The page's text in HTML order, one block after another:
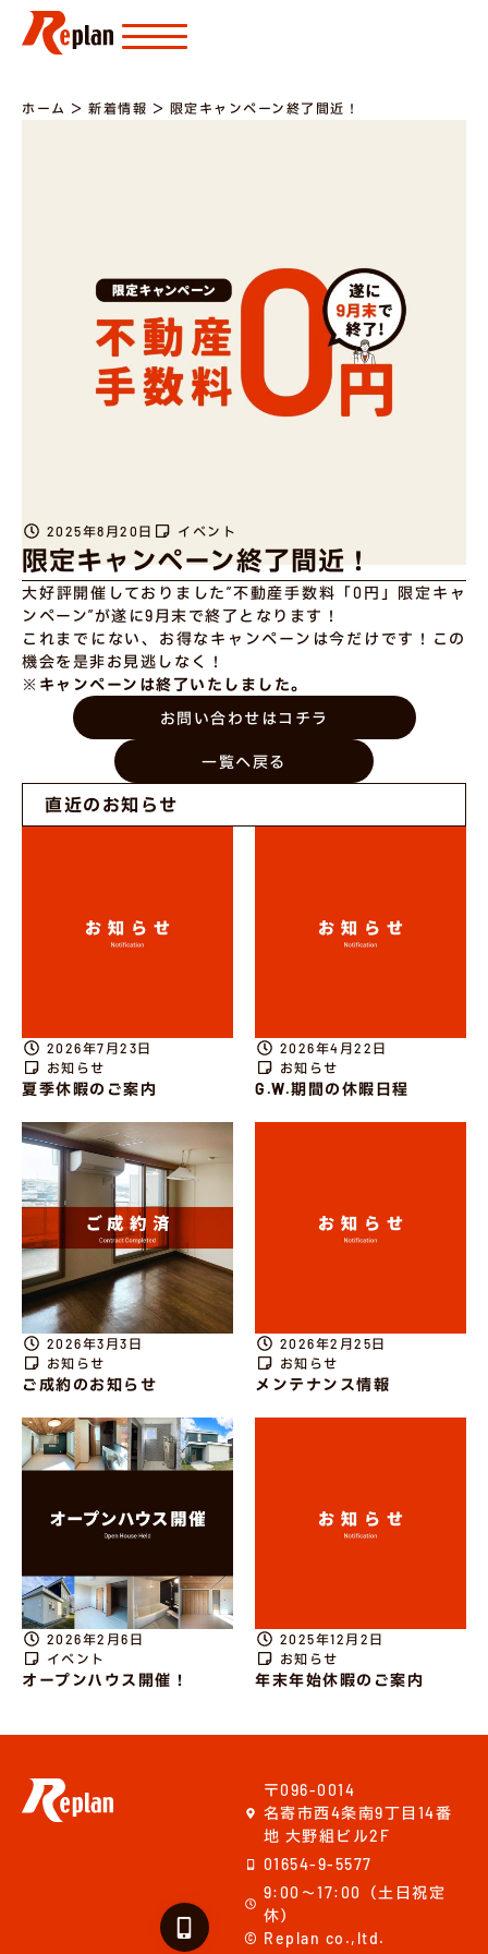
ホーム ＞ 新着情報 ＞ 限定キャンペーン終了間近！
2025年8月20日 イベント
限定キャンペーン終了間近！
大好評開催しておりました”不動産手数料「0円」限定キャ
ンペーン”が遂に9月末で終了となります！
これまでにない、お得なキャンペーンは今だけです！この
機会を是非お見逃しなく！
※キャンペーンは終了いたしました。
お問い合わせはコチラ
一覧へ戻る
直近のお知らせ
2026年7月23日
お知らせ
夏季休暇のご案内
2026年4月22日
お知らせ
G.W.期間の休暇日程
2026年3月3日
お知らせ
ご成約のお知らせ
2026年2月25日
お知らせ
メンテナンス情報
2026年2月6日
イベント
オープンハウス開催！
2025年12月2日
お知らせ
年末年始休暇のご案内
〒096-0014
名寄市西4条南9丁目14番
地 大野組ビル2F
01654-9-5577
9:00～17:00（土日祝定
休）
© Replan co.,ltd.